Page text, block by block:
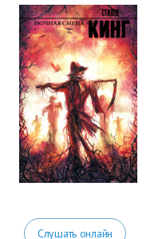
Слушать онлайн